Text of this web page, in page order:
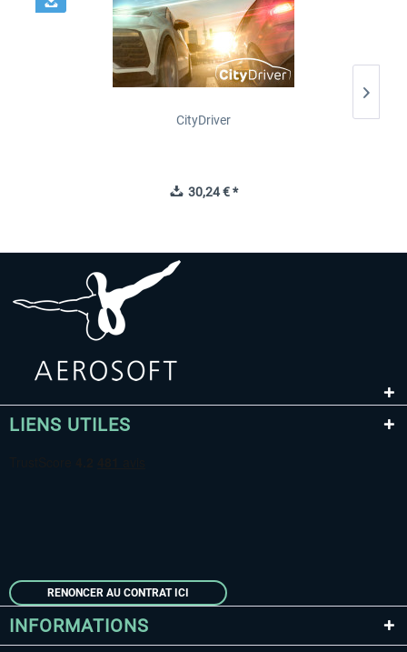
CityDriver
30,24 € *
LIENS UTILES
RENONCER AU CONTRAT ICI
INFORMATIONS